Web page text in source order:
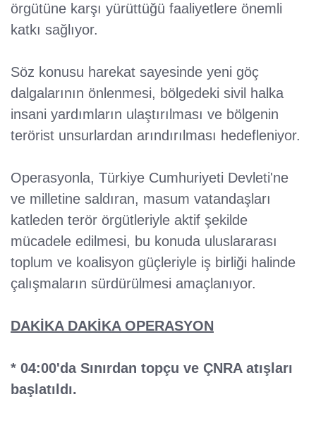
örgütüne karşı yürüttüğü faaliyetlere önemli
katkı sağlıyor.
Söz konusu harekat sayesinde yeni göç
dalgalarının önlenmesi, bölgedeki sivil halka
insani yardımların ulaştırılması ve bölgenin
terörist unsurlardan arındırılması hedefleniyor.
Operasyonla, Türkiye Cumhuriyeti Devleti'ne
ve milletine saldıran, masum vatandaşları
katleden terör örgütleriyle aktif şekilde
mücadele edilmesi, bu konuda uluslararası
toplum ve koalisyon güçleriyle iş birliği halinde
çalışmaların sürdürülmesi amaçlanıyor.
DAKİKA DAKİKA OPERASYON
* 04:00'da Sınırdan topçu ve ÇNRA atışları
başlatıldı.